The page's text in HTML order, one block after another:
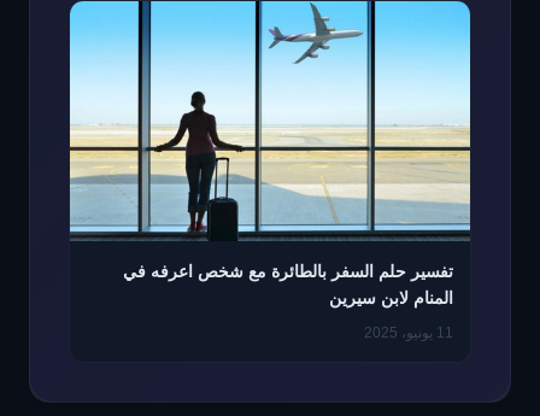
تفسير حلم السفر بالطائرة مع شخص اعرفه في
المنام لابن سيرين
11 يونيو، 2025